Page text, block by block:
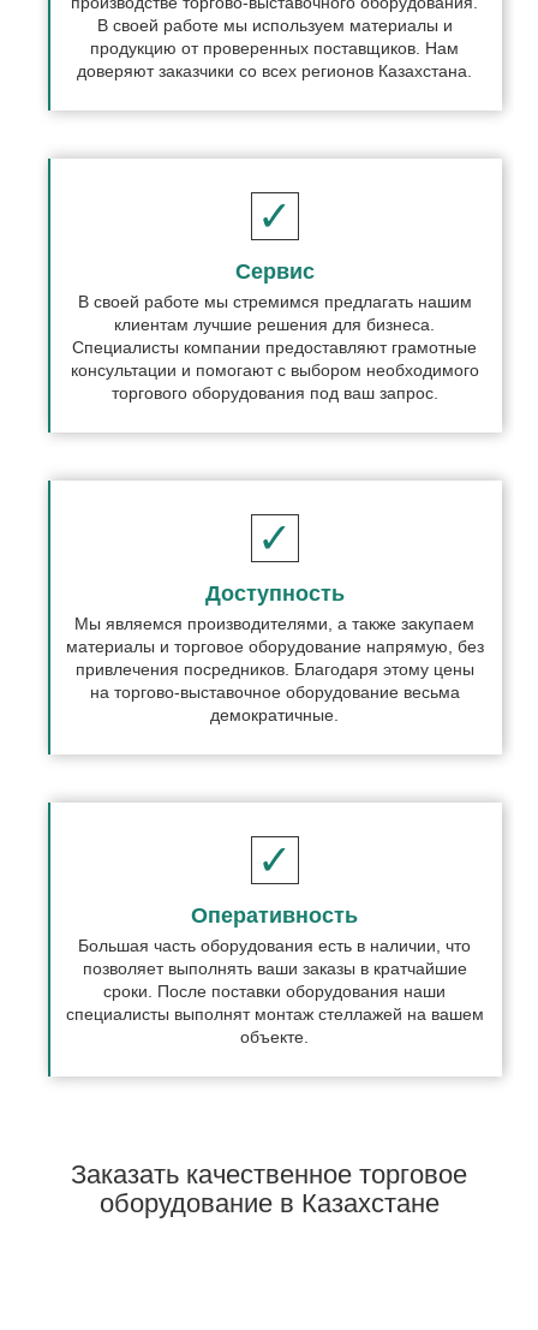
В своей работе мы используем материалы и
продукцию от проверенных поставщиков. Нам
доверяют заказчики со всех регионов Казахстана.
Сервис
В своей работе мы стремимся предлагать нашим
клиентам лучшие решения для бизнеса.
Специалисты компании предоставляют грамотные
консультации и помогают с выбором необходимого
торгового оборудования под ваш запрос.
Доступность
Мы являемся производителями, а также закупаем
материалы и торговое оборудование напрямую, без
привлечения посредников. Благодаря этому цены
на торгово-выставочное оборудование весьма
демократичные.
Оперативность
Большая часть оборудования есть в наличии, что
позволяет выполнять ваши заказы в кратчайшие
сроки. После поставки оборудования наши
специалисты выполнят монтаж стеллажей на вашем
объекте.
Заказать качественное торговое
оборудование в Казахстане